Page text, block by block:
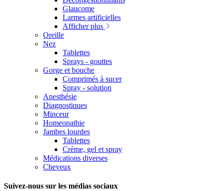
Glaucome
Larmes artificielles
Afficher plus
Oreille
Nez
Tablettes
Sprays - gouttes
Gorge et bouche
Comprimés à sucer
Spray - solution
Anesthésie
Diagnostiques
Minceur
Homeopathie
Jambes lourdes
Tablettes
Crème, gel et spray
Médications diverses
Cheveux
Suivez-nous sur les médias sociaux